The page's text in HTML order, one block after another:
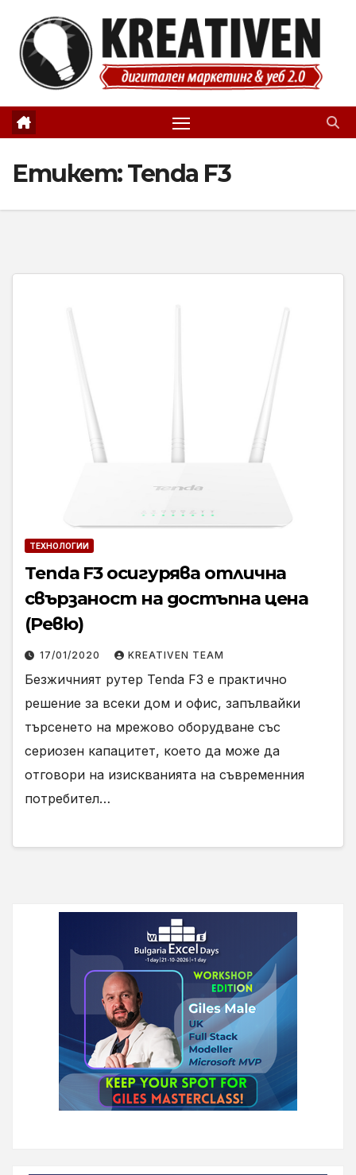
content
Етикет:Tenda F3
ТЕХНОЛОГИИ
Tenda F3 осигурява отлична
свързаност на достъпна цена
(Ревю)
17/01/2020 KREATIVEN TEAM
Безжичният рутер Tenda F3 е практично
решение за всеки дом и офис, запълвайки
търсенето на мрежово оборудване със
сериозен капацитет, което да може да
отговори на изискванията на съвременния
потребител…